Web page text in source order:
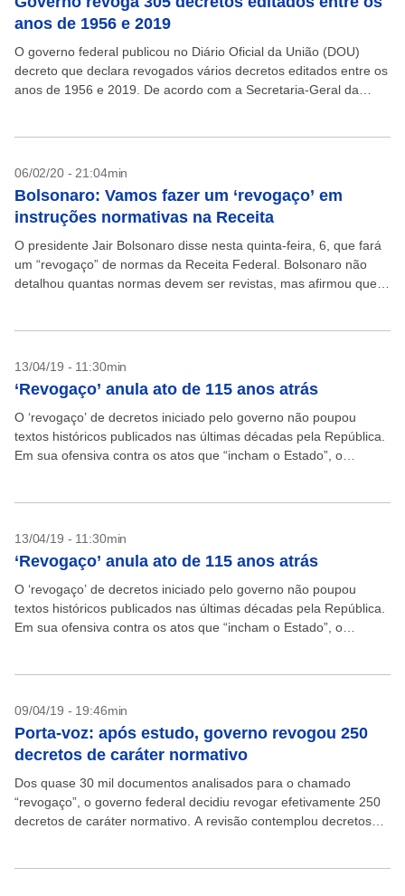
anos de 1956 e 2019
O governo federal publicou no Diário Oficial da União (DOU)
decreto que declara revogados vários decretos editados entre os
anos de 1956 e 2019. De acordo com a Secretaria-Geral da
06/02/20 - 21:04min
Bolsonaro: Vamos fazer um ‘revogaço’ em
instruções normativas na Receita
O presidente Jair Bolsonaro disse nesta quinta-feira, 6, que fará
um “revogaço” de normas da Receita Federal. Bolsonaro não
detalhou quantas normas devem ser revistas, mas afirmou que
13/04/19 - 11:30min
‘Revogaço’ anula ato de 115 anos atrás
O ‘revogaço’ de decretos iniciado pelo governo não poupou
textos históricos publicados nas últimas décadas pela República.
Em sua ofensiva contra os atos que “incham o Estado”, o
13/04/19 - 11:30min
‘Revogaço’ anula ato de 115 anos atrás
O ‘revogaço’ de decretos iniciado pelo governo não poupou
textos históricos publicados nas últimas décadas pela República.
Em sua ofensiva contra os atos que “incham o Estado”, o
09/04/19 - 19:46min
Porta-voz: após estudo, governo revogou 250
decretos de caráter normativo
Dos quase 30 mil documentos analisados para o chamado
“revogaço”, o governo federal decidiu revogar efetivamente 250
decretos de caráter normativo. A revisão contemplou decretos